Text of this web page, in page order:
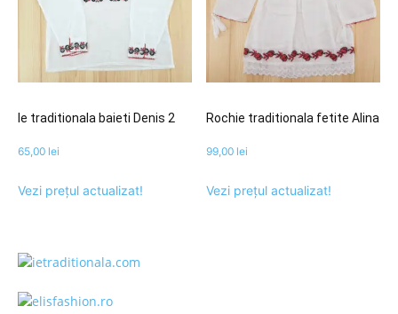
Ie traditionala baieti Denis 2
65,00 lei
Vezi prețul actualizat!
Rochie traditionala fetite Alina
99,00 lei
Vezi prețul actualizat!